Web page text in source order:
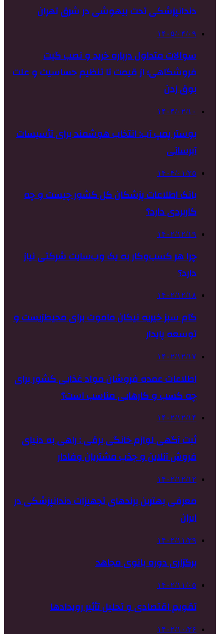
دندانپزشکی تحت بیهوشی در شرق تهران
۱۴۰۵/۰۴/۰۹
سوالات متداول درباره خرید و نصب گیت
فروشگاهی؛ از قیمت تا تنظیم حساسیت و علت
بوق زدن
۱۴۰۴/۰۲/۱۰
بوستر پمپ آب: انتخاب هوشمند برای تأسیسات
آبرسانی
۱۴۰۴/۰۱/۲۵
بانک اطلاعات پزشکان کل کشور چیست و چه
کاربردی دارد؟
۱۴۰۲/۱۲/۱۹
چرا هر کسب‌وکار به یک وب‌سایت شرکتی نیاز
دارد؟
۱۴۰۲/۱۲/۱۸
گام سبز خیریه نیکان ماموت برای محیط‌زیست و
توسعه پایدار
۱۴۰۲/۱۲/۱۷
اطلاعات عمده فروشان مواد غذایی کشور برای
چه کسب و کارهایی مناسب است؟
۱۴۰۲/۱۲/۱۴
ثبت آگهی لوازم خانگی برقی : راهی به دنیای
فروش آنلاین و جذب مشتریان وفادار
۱۴۰۲/۱۲/۱۲
معرفی بهترین برندهای تجهیزات دندانپزشکی در
ایران
۱۴۰۲/۱۱/۲۹
برگزاری دوره بانوی مجاهد
۱۴۰۲/۱۱/۰۵
تقویم اقتصادی و تحلیل تأثیر رویدادها
۱۴۰۲/۱۰/۲۶